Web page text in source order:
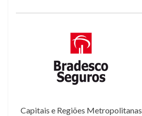
Capitais e Regiões Metropolitanas